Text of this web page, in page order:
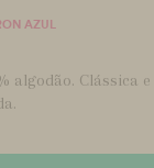
AZUL
algodão. Clássica